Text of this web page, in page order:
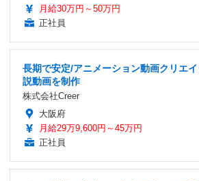
月給30万円～50万円
正社員
長期で安定/アニメーション動画クリエ
説動画を制作
株式会社Creer
大阪府
月給29万9,600円～45万円
正社員